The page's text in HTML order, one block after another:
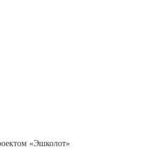
«Эшколот»